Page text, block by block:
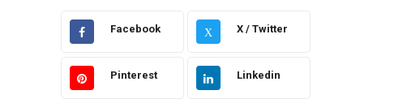
Yazılım
Facebook X X / Twitter
Pinterest Linkedin